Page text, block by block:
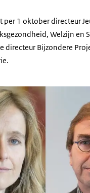
per 1 oktober directeur
Welzijn en
directeur Bijzondere
Smit en Léon Wever